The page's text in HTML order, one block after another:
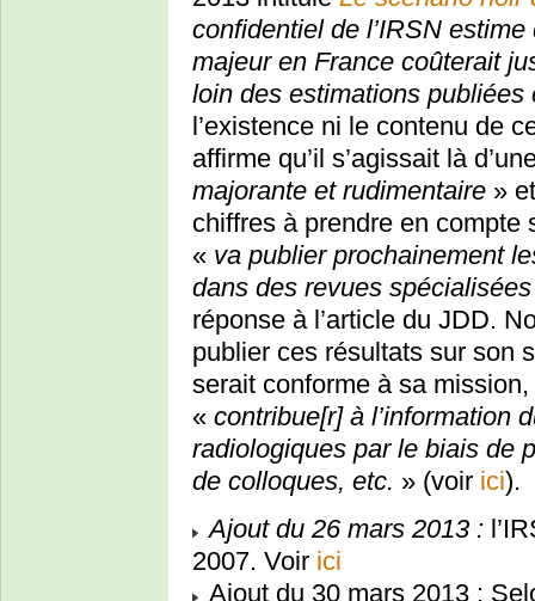
confidentiel de l’IRSN
majeur en France coûterait
loin des estimations
l’existence ni le contenu de
affirme qu’il s’agissait là
majorante et rudimentaire »
chiffres à prendre en compte
« va publier prochainement
dans des revues spécialisées
réponse à l’article du JDD.
publier ces résultats sur son
serait conforme à sa
« contribue[r] à l’information
radiologiques par le biais de
de colloques, etc. » (voir ici).
Ajout du 26 mars 2013 :
2007. Voir ici
Ajout du 30 mars 2013 :